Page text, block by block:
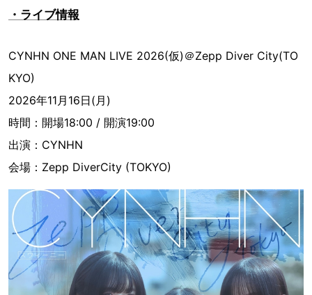
・ライブ情報
CYNHN ONE MAN LIVE 2026(仮)＠Zepp Diver City(TO
KYO)
2026年11月16日(月)
時間：開場18:00 / 開演19:00
出演：CYNHN
会場：Zepp DiverCity (TOKYO)